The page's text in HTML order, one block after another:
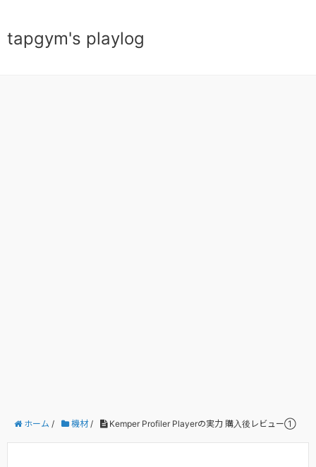
tapgym's playlog
ホーム / 機材/ Kemper Profiler Playerの実力 購入後レビュー①